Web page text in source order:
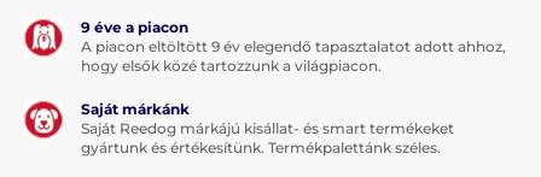
Két játékmód
Automatikus kikapcsolás 10 perc játék után
Mozgásérzékelő aktiválása
Több órán keresztül lefoglalja a macskát
9 éve a piacon
A piacon eltöltött 9 év elegendő tapasztalatot adott ahhoz,
hogy elsők közé tartozzunk a világpiacon.
Saját márkánk
Saját Reedog márkájú kisállat- és smart termékeket
gyártunk és értékesítünk. Termékpalettánk széles.